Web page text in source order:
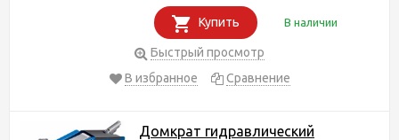
Купить В наличии
Быстрый просмотр
В избранное
Сравнение
Домкрат гидравлический